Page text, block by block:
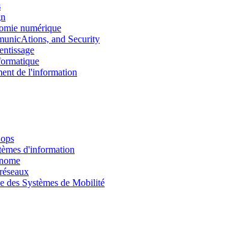
numérique
and Security
de l'information
d'information
Systèmes de Mobilité